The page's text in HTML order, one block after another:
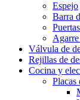
Espejo
Barra
Válvula de
Rejillas de
Cocina y
Placas